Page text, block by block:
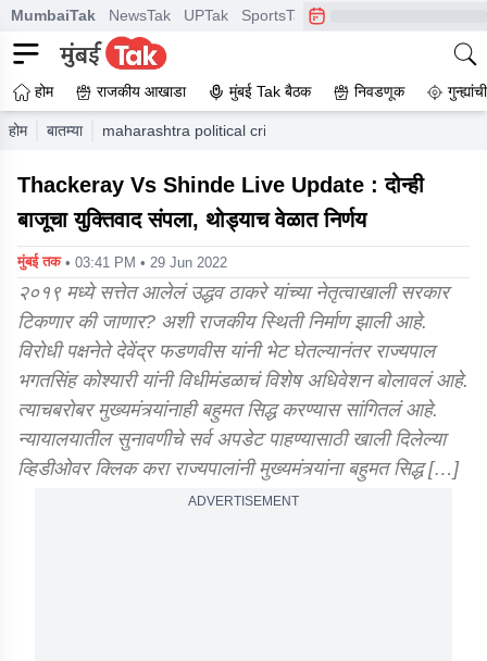
MumbaiTak NewsTak UPTak SportsTak CrimeTak
होम राजकीय आखाडा मुंबई Tak बैठक निवडणूक
होम बातम्या maharashtra political crisis live updates governor
Thackeray Vs Shinde Live Update : दोन्ही
बाजूचा युक्तिवाद संपला, थोड्याच वेळात निर्णय
मुंबई तक • 03:41 PM • 29 Jun 2022
२०१९ मध्ये सत्तेत आलेलं उद्धव ठाकरे यांच्या नेतृत्वाखाली सरकार
टिकणार की जाणार? अशी राजकीय स्थिती निर्माण झाली आहे.
विरोधी पक्षनेते देवेंद्र फडणवीस यांनी भेट घेतल्यानंतर राज्यपाल
भगतसिंह कोश्यारी यांनी विधीमंडळाचं विशेष अधिवेशन बोलावलं आहे.
त्याचबरोबर मुख्यमंत्र्यांनाही बहुमत सिद्ध करण्यास सांगितलं आहे.
न्यायालयातील सुनावणीचे सर्व अपडेट पाहण्यासाठी खाली दिलेल्या
व्हिडीओवर क्लिक करा राज्यपालांनी मुख्यमंत्र्यांना बहुमत सिद्ध […]
ADVERTISEMENT